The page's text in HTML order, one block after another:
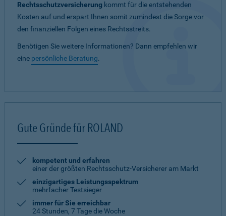
Rechtsschutzversicherung kommt für die entstehenden
Kosten auf und erspart Ihnen somit zumindest die Sorge vor
den finanziellen Folgen eines Rechtsstreits.
Benötigen Sie weitere Informationen? Dann empfehlen wir
eine persönliche Beratung.
Gute Gründe für ROLAND
kompetent und erfahren
einer der größten Rechtsschutz-Versicherer am Markt
einzigartiges Leistungsspektrum
mehrfacher Testsieger
immer für Sie erreichbar
24 Stunden, 7 Tage die Woche